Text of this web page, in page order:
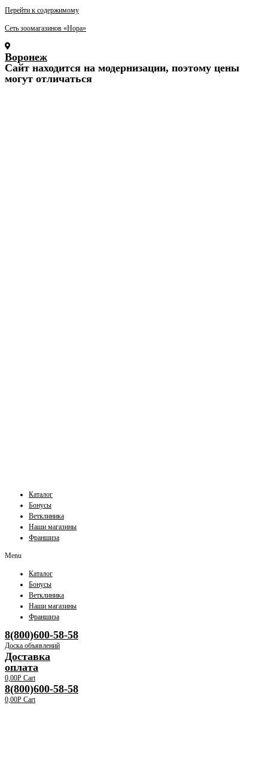
Перейти к содержимому
Сеть зоомагазинов «Нора»
Воронеж
Cайт находится на модернизации, поэтому цены
могут отличаться
Каталог
Бонусы
Ветклиника
Наши магазины
Франшиза
Menu
Каталог
Бонусы
Ветклиника
Наши магазины
Франшиза
8(800)600-58-58
Доска объявлений
Доставка
оплата
0,00Р Cart
8(800)600-58-58
0,00Р Cart